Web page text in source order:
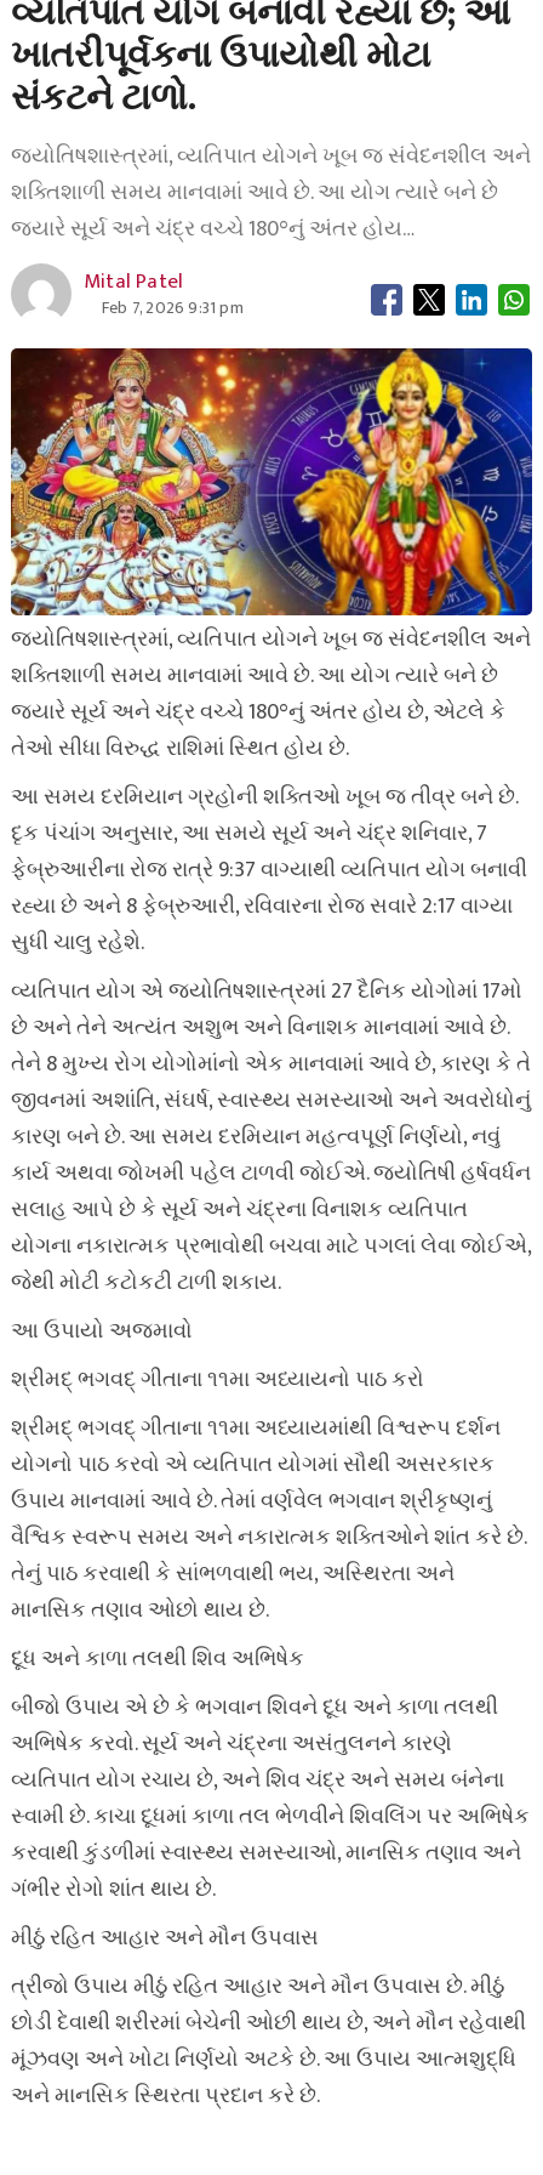
વ્યતિપાત યોગ બનાવી રહ્યા છે; આ
ખાતરીપૂર્વકના ઉપાયોથી મોટા
સંકટને ટાળો.
જ્યોતિષશાસ્ત્રમાં, વ્યતિપાત યોગને ખૂબ જ સંવેદનશીલ અને
શક્તિશાળી સમય માનવામાં આવે છે. આ યોગ ત્યારે બને છે
જ્યારે સૂર્ય અને ચંદ્ર વચ્ચે 180°નું અંતર હોય…
Mital Patel
Feb 7, 2026 9:31 pm
જ્યોતિષશાસ્ત્રમાં, વ્યતિપાત યોગને ખૂબ જ સંવેદનશીલ અને
શક્તિશાળી સમય માનવામાં આવે છે. આ યોગ ત્યારે બને છે
જ્યારે સૂર્ય અને ચંદ્ર વચ્ચે 180°નું અંતર હોય છે, એટલે કે
તેઓ સીધા વિરુદ્ધ રાશિમાં સ્થિત હોય છે.
આ સમય દરમિયાન ગ્રહોની શક્તિઓ ખૂબ જ તીવ્ર બને છે.
દૃક પંચાંગ અનુસાર, આ સમયે સૂર્ય અને ચંદ્ર શનિવાર, 7
ફેબ્રુઆરીના રોજ રાત્રે 9:37 વાગ્યાથી વ્યતિપાત યોગ બનાવી
રહ્યા છે અને 8 ફેબ્રુઆરી, રવિવારના રોજ સવારે 2:17 વાગ્યા
સુધી ચાલુ રહેશે.
વ્યતિપાત યોગ એ જ્યોતિષશાસ્ત્રમાં 27 દૈનિક યોગોમાં 17મો
છે અને તેને અત્યંત અશુભ અને વિનાશક માનવામાં આવે છે.
તેને 8 મુખ્ય રોગ યોગોમાંનો એક માનવામાં આવે છે, કારણ કે તે
જીવનમાં અશાંતિ, સંઘર્ષ, સ્વાસ્થ્ય સમસ્યાઓ અને અવરોધોનું
કારણ બને છે. આ સમય દરમિયાન મહત્વપૂર્ણ નિર્ણયો, નવું
કાર્ય અથવા જોખમી પહેલ ટાળવી જોઈએ. જ્યોતિષી હર્ષવર્ધન
સલાહ આપે છે કે સૂર્ય અને ચંદ્રના વિનાશક વ્યતિપાત
યોગના નકારાત્મક પ્રભાવોથી બચવા માટે પગલાં લેવા જોઈએ,
જેથી મોટી કટોકટી ટાળી શકાય.
આ ઉપાયો અજમાવો
શ્રીમદ્ ભગવદ્ ગીતાના ૧૧મા અધ્યાયનો પાઠ કરો
શ્રીમદ્ ભગવદ્ ગીતાના ૧૧મા અધ્યાયમાંથી વિશ્વરૂપ દર્શન
યોગનો પાઠ કરવો એ વ્યતિપાત યોગમાં સૌથી અસરકારક
ઉપાય માનવામાં આવે છે. તેમાં વર્ણવેલ ભગવાન શ્રીકૃષ્ણનું
વૈશ્વિક સ્વરૂપ સમય અને નકારાત્મક શક્તિઓને શાંત કરે છે.
તેનું પાઠ કરવાથી કે સાંભળવાથી ભય, અસ્થિરતા અને
માનસિક તણાવ ઓછો થાય છે.
દૂધ અને કાળા તલથી શિવ અભિષેક
બીજો ઉપાય એ છે કે ભગવાન શિવને દૂધ અને કાળા તલથી
અભિષેક કરવો. સૂર્ય અને ચંદ્રના અસંતુલનને કારણે
વ્યતિપાત યોગ રચાય છે, અને શિવ ચંદ્ર અને સમય બંનેના
સ્વામી છે. કાચા દૂધમાં કાળા તલ ભેળવીને શિવલિંગ પર અભિષેક
કરવાથી કુંડળીમાં સ્વાસ્થ્ય સમસ્યાઓ, માનસિક તણાવ અને
ગંભીર રોગો શાંત થાય છે.
મીઠું રહિત આહાર અને મૌન ઉપવાસ
ત્રીજો ઉપાય મીઠું રહિત આહાર અને મૌન ઉપવાસ છે. મીઠું
છોડી દેવાથી શરીરમાં બેચેની ઓછી થાય છે, અને મૌન રહેવાથી
મૂંઝવણ અને ખોટા નિર્ણયો અટકે છે. આ ઉપાય આત્મશુદ્ધિ
અને માનસિક સ્થિરતા પ્રદાન કરે છે.